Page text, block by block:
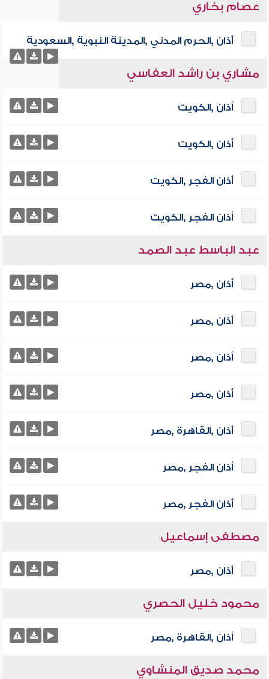
عصام بخاري
أذان ,الحرم المدني ,المدينة النبوية ,السعودية
مشاري بن راشد العفاسي
أذان ,الكويت
أذان ,الكويت
أذان الفجر ,الكويت
أذان الفجر ,الكويت
عبد الباسط عبد الصمد
أذان ,مصر
أذان ,مصر
أذان ,مصر
أذان ,مصر
أذان ,القاهرة ,مصر
أذان الفجر ,مصر
أذان الفجر ,مصر
مصطفى إسماعيل
أذان ,مصر
محمود خليل الحصري
أذان ,القاهرة ,مصر
محمد صديق المنشاوي